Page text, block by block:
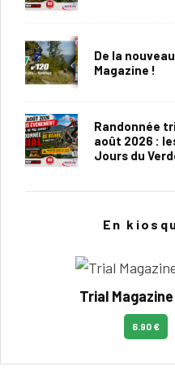
De la
Magazine !
Randonnée
août 2026 :
Jours du
En
Trial Magazine
6.90 €